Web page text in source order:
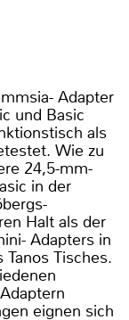
Adapter
und Basic
als
Wie zu
24,5-mm-
in der
Halt als der
Adapters in
Tisches.
eignen sich